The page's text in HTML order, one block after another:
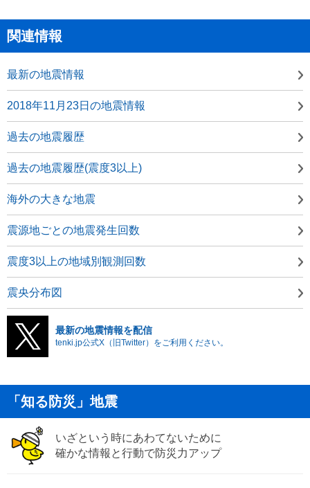
関連情報
最新の地震情報
2018年11月23日の地震情報
過去の地震履歴
過去の地震履歴(震度3以上)
海外の大きな地震
震源地ごとの地震発生回数
震度3以上の地域別観測回数
震央分布図
最新の地震情報を配信
tenki.jp公式X（旧Twitter）をご利用ください。
「知る防災」地震
いざという時にあわてないために
確かな情報と行動で防災力アップ